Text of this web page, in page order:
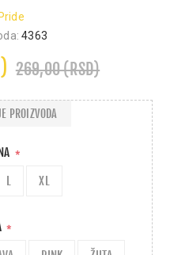
Pride
4363
269,00 (RSD)
*
L XL
*
PROIZVODA